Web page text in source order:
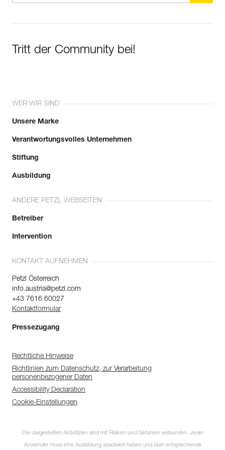
Sehen Sie sich die Geschichte eines Produkts ab dem
Tritt der Community bei!
WER WIR SIND
Unsere Marke
Verantwortungsvolles Unternehmen
Stiftung
Ausbildung
ANDERE PETZL WEBSEITEN
Betreiber
Intervention
KONTAKT AUFNEHMEN
Petzl Österreich
info.austria@petzl.com
+43 7616 60027
Kontaktformular
Pressezugang
Rechtliche Hinweise
Richtlinien zum Datenschutz, zur Verarbeitung
personenbezogener Daten
Accessibility Declaration
Cookie-Einstellungen
Die dargestellten Aktivitäten sind mit Risiken und Gefahren verbunden. Jeder
Anwender muss eine Ausbildung absolviert haben und über entsprechende